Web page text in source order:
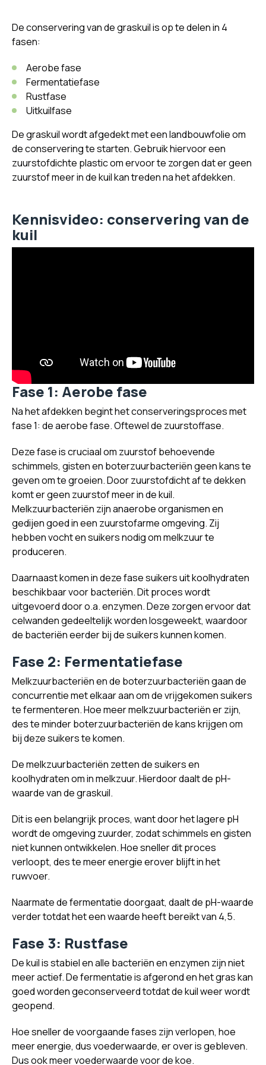
De conservering van de graskuil is op te delen in 4
fasen:
Aerobe fase
Fermentatiefase
Rustfase
Uitkuilfase
De graskuil wordt afgedekt met een landbouwfolie om
de conservering te starten. Gebruik hiervoor een
zuurstofdichte plastic om ervoor te zorgen dat er geen
zuurstof meer in de kuil kan treden na het afdekken.
Kennisvideo: conservering van de
kuil
Fase 1: Aerobe fase
Na het afdekken begint het conserveringsproces met
fase 1: de aerobe fase. Oftewel de zuurstoffase.
Deze fase is cruciaal om zuurstof behoevende
schimmels, gisten en boterzuurbacteriën geen kans te
geven om te groeien. Door zuurstofdicht af te dekken
komt er geen zuurstof meer in de kuil.
Melkzuurbacteriën zijn anaerobe organismen en
gedijen goed in een zuurstofarme omgeving. Zij
hebben vocht en suikers nodig om melkzuur te
produceren.
Daarnaast komen in deze fase suikers uit koolhydraten
beschikbaar voor bacteriën. Dit proces wordt
uitgevoerd door o.a. enzymen. Deze zorgen ervoor dat
celwanden gedeeltelijk worden losgeweekt, waardoor
de bacteriën eerder bij de suikers kunnen komen.
Fase 2: Fermentatiefase
Melkzuurbacteriën en de boterzuurbacteriën gaan de
concurrentie met elkaar aan om de vrijgekomen suikers
te fermenteren. Hoe meer melkzuurbacteriën er zijn,
des te minder boterzuurbacteriën de kans krijgen om
bij deze suikers te komen.
De melkzuurbacteriën zetten de suikers en
koolhydraten om in melkzuur. Hierdoor daalt de pH-
waarde van de graskuil.
Dit is een belangrijk proces, want door het lagere pH
wordt de omgeving zuurder, zodat schimmels en gisten
niet kunnen ontwikkelen. Hoe sneller dit proces
verloopt, des te meer energie erover blijft in het
ruwvoer.
Naarmate de fermentatie doorgaat, daalt de pH-waarde
verder totdat het een waarde heeft bereikt van 4,5.
Fase 3: Rustfase
De kuil is stabiel en alle bacteriën en enzymen zijn niet
meer actief. De fermentatie is afgerond en het gras kan
goed worden geconserveerd totdat de kuil weer wordt
geopend.
Hoe sneller de voorgaande fases zijn verlopen, hoe
meer energie, dus voederwaarde, er over is gebleven.
Dus ook meer voederwaarde voor de koe.